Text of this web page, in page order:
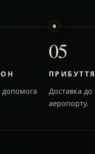
допомога
05
Доставка
аеропорту.